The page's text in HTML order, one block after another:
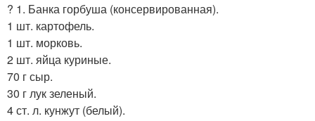
? 1. Банка горбуша (консервированная).
1 шт. картофель.
1 шт. морковь.
2 шт. яйца куриные.
70 г сыр.
30 г лук зеленый.
4 ст. л. кунжут (белый).